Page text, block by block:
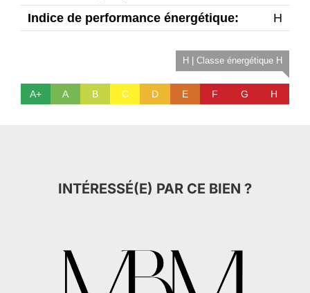
Indice de performance énergétique:
H
A+ A B C D E F G
H | Classe énergétique H
H
INTÉRESSÉ(E) PAR CE BIEN ?